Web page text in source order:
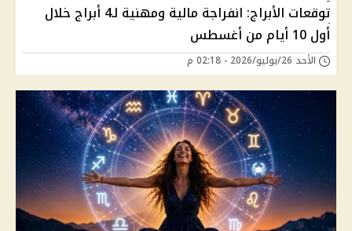
توقعات الأبراج: انفراجة مالية ومهنية لـ4 أبراج خلال
أول 10 أيام من أغسطس
الأحد 26/يوليو/2026 - 02:18 م